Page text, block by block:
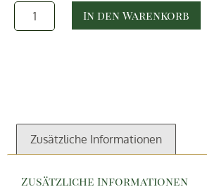
In den Warenkorb
Zusätzliche Informationen
Zusätzliche Informationen